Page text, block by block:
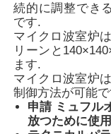
続的に調整でき
です.
マイクロ波室炉
リーンと
ます.
マイクロ波室炉
制御方法が可能
申請 ミュフル
放つために使